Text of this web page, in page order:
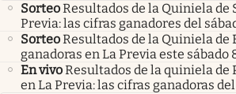
SorteoResultados de la Quiniela de
Previa: las cifras ganadores del
SorteoResultados de la Quiniela de
ganadoras en La Previa este sábado
En vivoResultados de la quiniela de
en La Previa: las cifras ganadoras